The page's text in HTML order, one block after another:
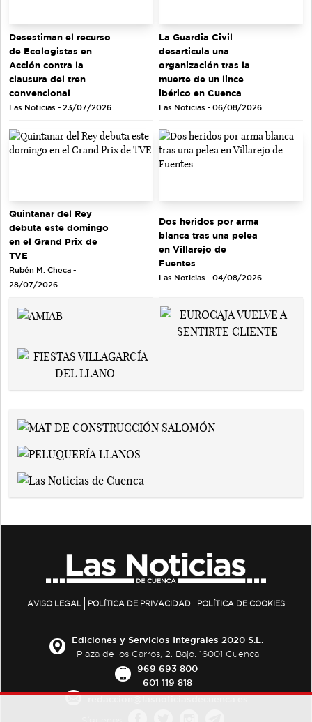
Desestiman el recurso
de Ecologistas en
Acción contra la
clausura del tren
convencional
Las Noticias - 23/07/2026
La Guardia Civil
desarticula una
organización tras la
muerte de un lince
ibérico en Cuenca
Las Noticias - 06/08/2026
Quintanar del Rey
debuta este domingo
en el Grand Prix de
TVE
Rubén M. Checa -
28/07/2026
Dos heridos por arma
blanca tras una pelea
en Villarejo de
Fuentes
Las Noticias - 04/08/2026
AVISO LEGAL POLÍTICA DE PRIVACIDAD POLÍTICA DE COOKIES
Ediciones y Servicios Integrales 2020 S.L.
Plaza de los Carros, 2. Bajo. 16001 Cuenca
969 693 800
601 119 818